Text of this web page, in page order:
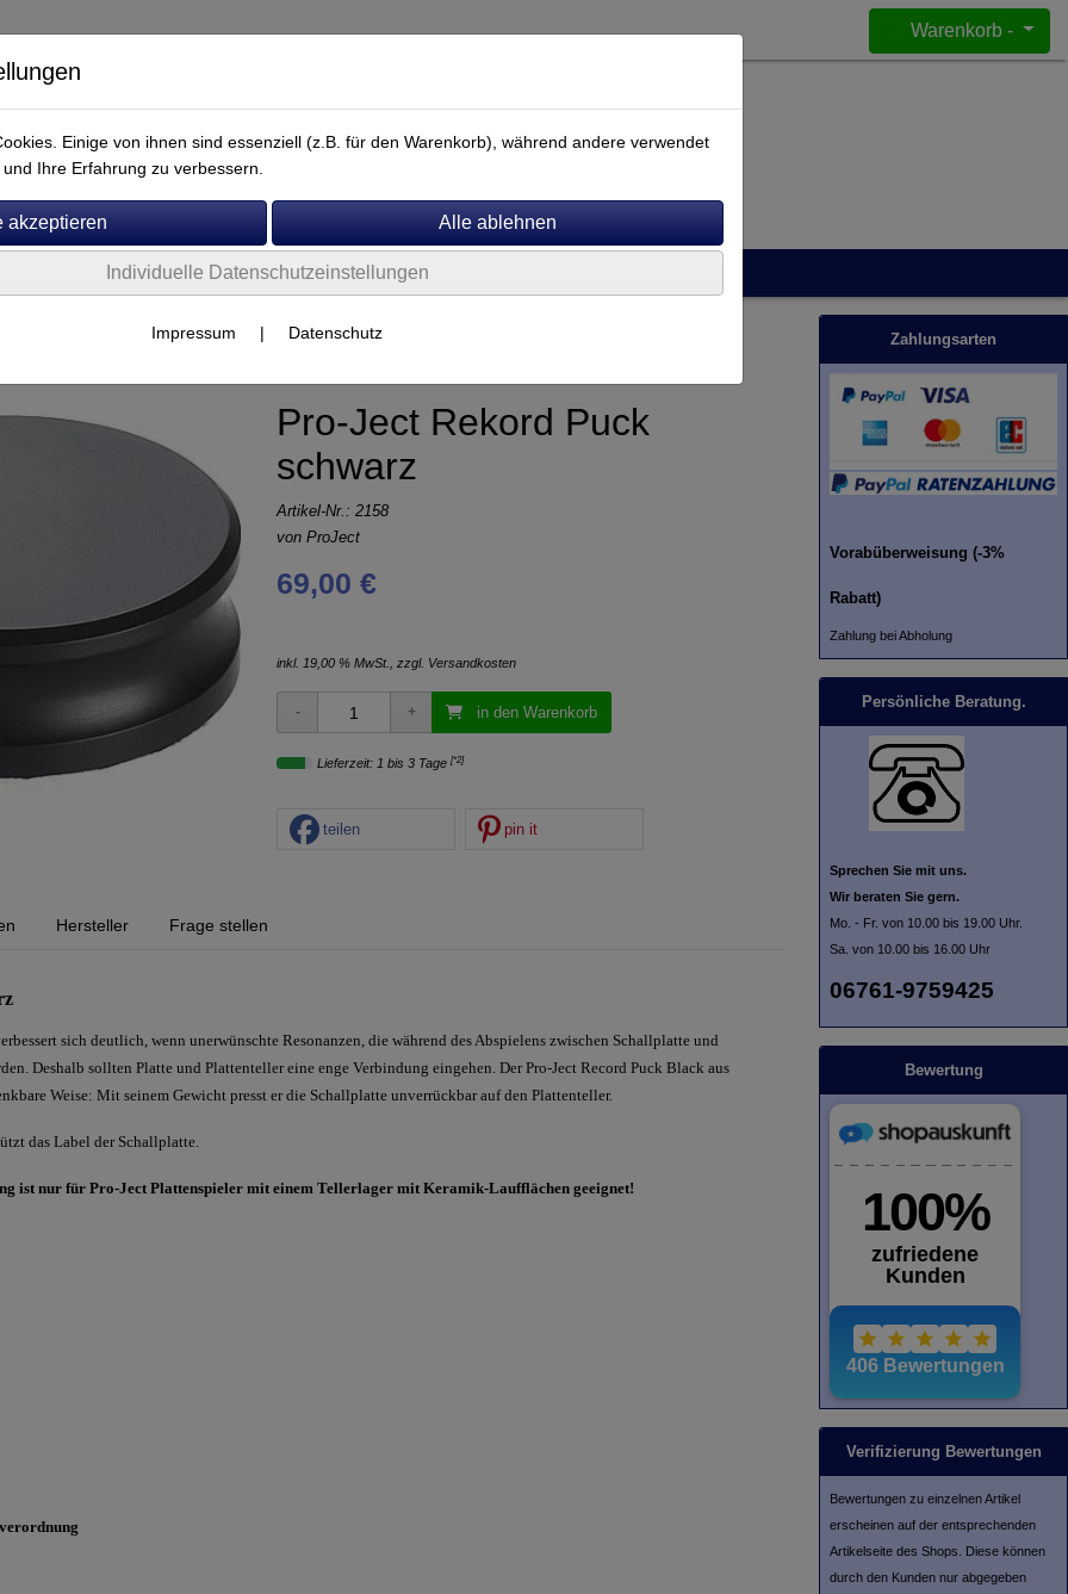
Warenkorb -
Pro-Ject Rekord Puck
schwarz
Artikel-Nr.: 2158
von ProJect
69,00 €
inkl. 19,00 % MwSt., zzgl. Versandkosten
in den Warenkorb
Lieferzeit: 1 bis 3 Tage [*2]
teilen pin it
Hersteller Frage stellen
sich deutlich, wenn unerwünschte Resonanzen, die während des Abspielens zwischen Schallplatte und
Deshalb sollten Platte und Plattenteller eine enge Verbindung eingehen. Der Pro-Ject Record Puck Black aus
Weise: Mit seinem Gewicht presst er die Schallplatte unverrückbar auf den Plattenteller.
das Label der Schallplatte.
ist nur für Pro-Ject Plattenspieler mit einem Tellerlager mit Keramik-Laufflächen geeignet!
Zahlungsarten
Vorabüberweisung (-3%
Rabatt)
Zahlung bei Abholung
Persönliche Beratung.
Sprechen Sie mit uns.
Wir beraten Sie gern.
Mo. - Fr. von 10.00 bis 19.00 Uhr.
Sa. von 10.00 bis 16.00 Uhr
06761-9759425
Bewertung
Verifizierung Bewertungen
Bewertungen zu einzelnen Artikel
erscheinen auf der entsprechenden
Artikelseite des Shops. Diese können
durch den Kunden nur abgegeben
Einige von ihnen sind essenziell (z.B. für den Warenkorb), während andere verwendet
Ihre Erfahrung zu verbessern.
Individuelle Datenschutzeinstellungen
Impressum | Datenschutz